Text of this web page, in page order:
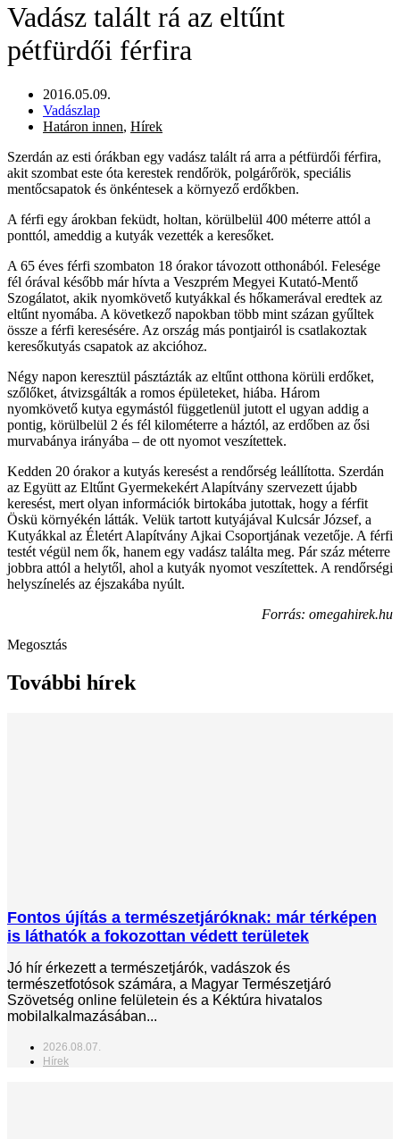
Vadász talált rá az eltűnt
pétfürdői férfira
2016.05.09.
Vadászlap
Határon innen, Hírek
Szerdán az esti órákban egy vadász talált rá arra a pétfürdői férfira,
akit szombat este óta kerestek rendőrök, polgárőrök, speciális
mentőcsapatok és önkéntesek a környező erdőkben.
A férfi egy árokban feküdt, holtan, körülbelül 400 méterre attól a
ponttól, ameddig a kutyák vezették a keresőket.
A 65 éves férfi szombaton 18 órakor távozott otthonából. Felesége
fél órával később már hívta a Veszprém Megyei Kutató-Mentő
Szogálatot, akik nyomkövető kutyákkal és hőkamerával eredtek az
eltűnt nyomába. A következő napokban több mint százan gyűltek
össze a férfi keresésére. Az ország más pontjairól is csatlakoztak
keresőkutyás csapatok az akcióhoz.
Négy napon keresztül pásztázták az eltűnt otthona körüli erdőket,
szőlőket, átvizsgálták a romos épületeket, hiába. Három
nyomkövető kutya egymástól függetlenül jutott el ugyan addig a
pontig, körülbelül 2 és fél kilométerre a háztól, az erdőben az ősi
murvabánya irányába – de ott nyomot veszítettek.
Kedden 20 órakor a kutyás keresést a rendőrség leállította. Szerdán
az Együtt az Eltűnt Gyermekekért Alapítvány szervezett újabb
keresést, mert olyan információk birtokába jutottak, hogy a férfit
Öskü környékén látták. Velük tartott kutyájával Kulcsár József, a
Kutyákkal az Életért Alapítvány Ajkai Csoportjának vezetője. A férfi
testét végül nem ők, hanem egy vadász találta meg. Pár száz méterre
jobbra attól a helytől, ahol a kutyák nyomot veszítettek. A rendőrségi
helyszínelés az éjszakába nyúlt.
Forrás: omegahirek.hu
Megosztás
További hírek
Fontos újítás a természetjáróknak: már térképen
is láthatók a fokozottan védett területek
Jó hír érkezett a természetjárók, vadászok és
természetfotósok számára, a Magyar Természetjáró
Szövetség online felületein és a Kéktúra hivatalos
mobilalkalmazásában...
2026.08.07.
Hírek